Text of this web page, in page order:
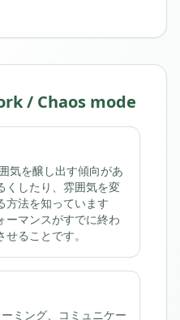
/ Chaos mode
気を醸し出す傾向があ
くしたり、雰囲気を変
方法を知っています
ーマンスがすでに終わ
ることです。
ミング、コミュニケー